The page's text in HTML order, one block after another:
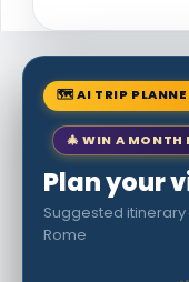
🗺 AI TRIP
🎄 WIN A
Plan your
Suggested
Rome